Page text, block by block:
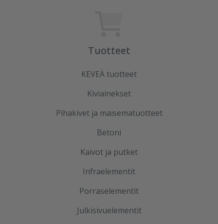
Tuotteet
KEVEÄ tuotteet
Kiviainekset
Pihakivet ja maisematuotteet
Betoni
Kaivot ja putket
Infraelementit
Porraselementit
Julkisivuelementit